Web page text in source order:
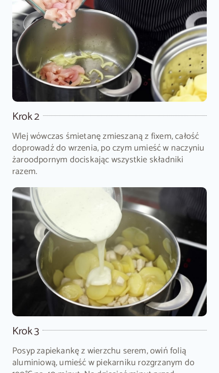
Krok 2
Wlej wówczas śmietanę zmieszaną z fixem, całość
doprowadź do wrzenia, po czym umieść w naczyniu
żaroodpornym dociskając wszystkie składniki
razem.
Krok 3
Posyp zapiekankę z wierzchu serem, owiń folią
aluminiową, umieść w piekarniku rozgrzanym do